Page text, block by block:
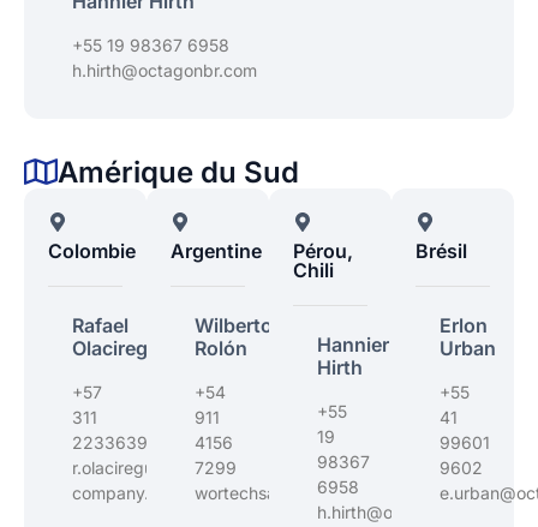
+55 19 98367 6958
h.hirth@octagonbr.com
Amérique du Sud
Colombie
Rafael
Olaciregui
+57
311
2233639
r.olaciregui@octagon-
company.com
Argentine
Wilberto
Rolón
+54
911
4156
7299
wortechsa@gmail.com
Pérou,
Chili
Hannier
Hirth
+55
19
98367
6958
h.hirth@octagonbr.com
Brésil
Erlon
Urban
+55
41
99601
9602